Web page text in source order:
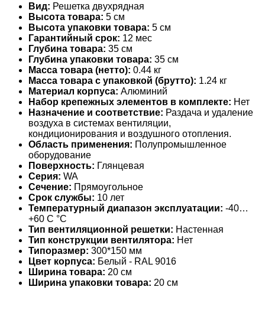
Вид: Решетка двухрядная
Высота товара: 5 см
Высота упаковки товара: 5 см
Гарантийный срок: 12 мес
Глубина товара: 35 см
Глубина упаковки товара: 35 см
Масса товара (нетто): 0.44 кг
Масса товара с упаковкой (брутто): 1.24 кг
Материал корпуса: Алюминий
Набор крепежных элементов в комплекте: Нет
Назначение и соответствие: Раздача и удаление
воздуха в системах вентиляции,
кондиционирования и воздушного отопления.
Область применения: Полупромышленное
оборудование
Поверхность: Глянцевая
Серия: WA
Сечение: Прямоугольное
Срок службы: 10 лет
Температурный диапазон эксплуатации: -40…
+60 С °С
Тип вентиляционной решетки: Настенная
Тип конструкции вентилятора: Нет
Типоразмер: 300*150 мм
Цвет корпуса: Белый - RAL 9016
Ширина товара: 20 см
Ширина упаковки товара: 20 см